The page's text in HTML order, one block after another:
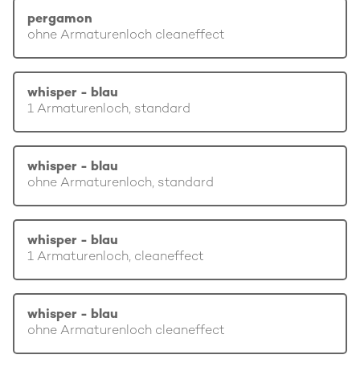
pergamon
ohne Armaturenloch cleaneffect
whisper - blau
1 Armaturenloch, standard
whisper - blau
ohne Armaturenloch, standard
whisper - blau
1 Armaturenloch, cleaneffect
whisper - blau
ohne Armaturenloch cleaneffect